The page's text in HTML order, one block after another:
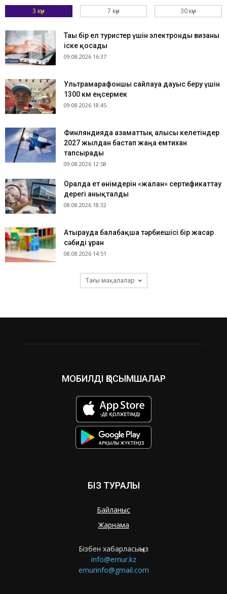
3 күн 7 күн 30 күн
Тағы бір ел туристер үшін электронды визаны
іске қосады
09.08.2026 16:37
Ультрамарафоншы сайлауға дауыс беру үшін
1300 км еңсермек
09.08.2026 18:45
Финляндияда азаматтық алғысы келетіндер
2027 жылдан бастап жаңа емтихан
тапсырады
09.08.2026 12:58
Оралда ет өнімдерін «жалған» сертификаттау
дерегі анықталды
08.08.2026 18:32
Атырауда балабақша тәрбиешісі бір жасар
сәбиді ұрған
08.08.2026 14:51
Тағы мақалалар
МОБИЛДІ ҚОСЫМШАЛАР
БІЗ ТУРАЛЫ
Байланыс
Жарнама
Бізбен хабарласыңыз
info@ernur.kz
ernurinfo@gmail.com